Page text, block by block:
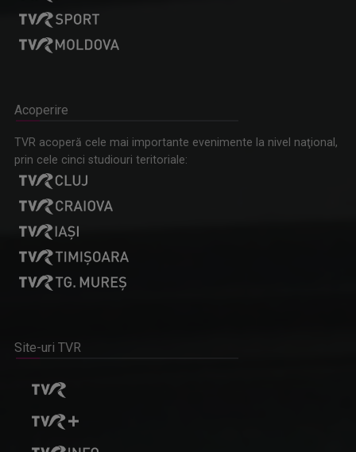
Acoperire
TVR acoperă cele mai importante evenimente la nivel naţional,
prin cele cinci studiouri teritoriale:
Site-uri TVR